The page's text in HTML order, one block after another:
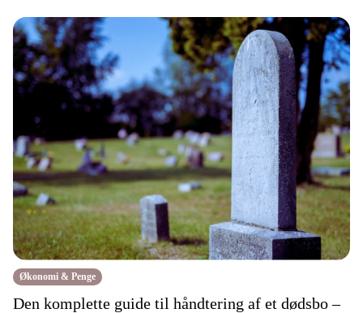
Økonomi & Penge
Den komplette guide til håndtering af et dødsbo –